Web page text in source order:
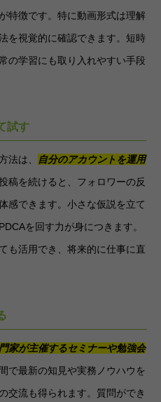
特徴です。特に動画形式は理解
を視覚的に確認できます。短時
の学習にも取り入れやすい手段
試す
法は、
自分のアカウントを運用
稿を続けると、フォロワーの反
感できます。小さな仮説を立て
を回す力が身につきます。
も活用でき、将来的に仕事に直
家が主催するセミナーや勉強会
で最新の知見や実務ノウハウを
交流も得られます。質問ができ